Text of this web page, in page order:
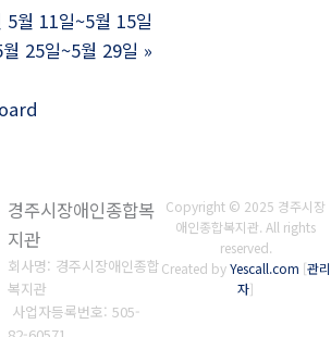
월 11일~5월 15일
25일~5월 29일 »
경주시장애인종합복
지관
회사명: 경주시장애인종합
복지관
사업자등록번호:505-
Copyright © 2025 경주시장
애인종합복지관. All rights
reserved.
Created byYescall.com [관리
자]